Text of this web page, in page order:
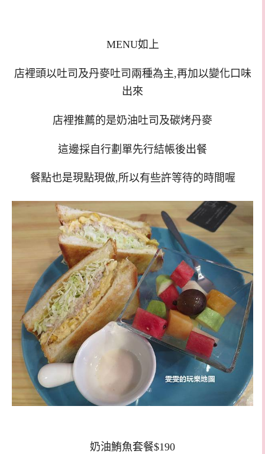
MENU如上
店裡頭以吐司及丹麥吐司兩種為主,再加以變化口味
出來
店裡推薦的是奶油吐司及碳烤丹麥
這邊採自行劃單先行結帳後出餐
餐點也是現點現做,所以有些許等待的時間喔
奶油鮪魚套餐$190